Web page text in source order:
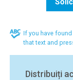
If you have
that text and
Distribuiți